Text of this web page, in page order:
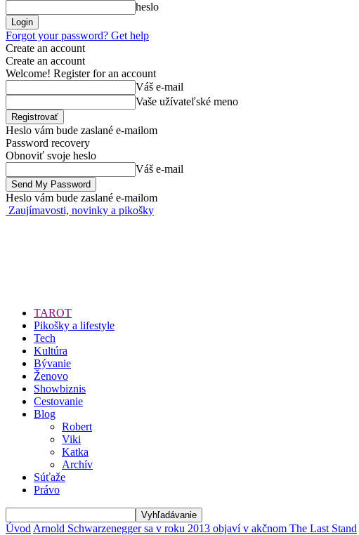
heslo
Forgot your password? Get help
Create an account
Create an account
Welcome! Register for an account
Váš e-mail
Vaše užívateľské meno
Heslo vám bude zaslané e-mailom
Password recovery
Obnoviť svoje heslo
Váš e-mail
Heslo vám bude zaslané e-mailom
Zaujímavosti, novinky a pikošky
TAROT
Pikošky a lifestyle
Tech
Kultúra
Bývanie
Ženovo
Showbiznis
Cestovanie
Blog
Robert
Viki
Katka
Archív
Súťaže
Právo
Úvod Arnold Schwarzenegger sa v roku 2013 objaví v akčnom The Last Stand